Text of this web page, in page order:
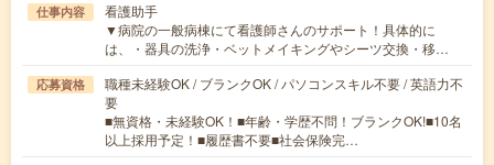
仕事内容
看護助手
▼病院の一般病棟にて看護師さんのサポート！具体的に
は、・器具の洗浄・ベットメイキングやシーツ交換・移…
応募資格
職種未経験OK / ブランクOK / パソコンスキル不要 / 英語力不
要
■無資格・未経験OK！■年齢・学歴不問！ブランクOK!■10名
以上採用予定！■履歴書不要■社会保険完…